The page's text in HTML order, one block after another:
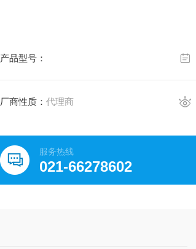
产品型号：
厂商性质：代理商
服务热线
021-66278602